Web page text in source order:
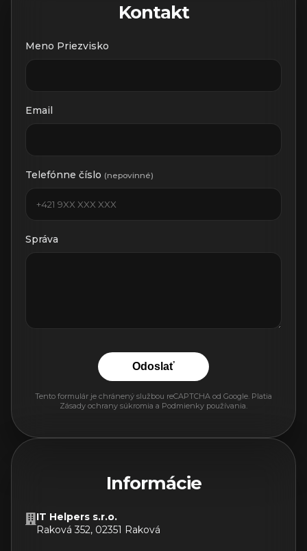
Kontakt
Meno Priezvisko
Email
Telefónne číslo (nepovinné)
Správa
Odoslať
Tento formulár je chránený službou reCAPTCHA od Google. Platia
Zásady ochrany súkromia a Podmienky používania
Informácie
IT Helpers s.r.o.
Raková 352, 02351 Raková